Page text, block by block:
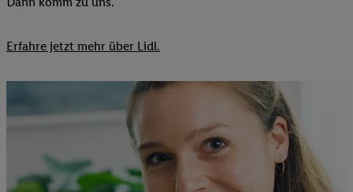
Erfahre jetzt mehr über Lidl.